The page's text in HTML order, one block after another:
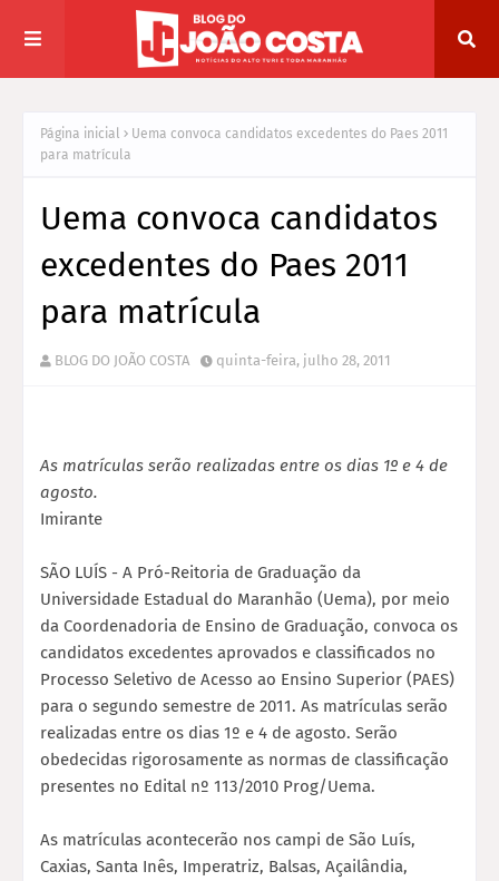
Página inicial
Uema convoca candidatos excedentes do Paes 2011
para matrícula
Uema convoca candidatos
excedentes do Paes 2011
para matrícula
BLOG DO JOÃO COSTA quinta-feira, julho 28, 2011
As matrículas serão realizadas entre os dias 1º e 4 de
agosto.
Imirante
SÃO LUÍS - A Pró-Reitoria de Graduação da
Universidade Estadual do Maranhão (Uema), por meio
da Coordenadoria de Ensino de Graduação, convoca os
candidatos excedentes aprovados e classificados no
Processo Seletivo de Acesso ao Ensino Superior (PAES)
para o segundo semestre de 2011. As matrículas serão
realizadas entre os dias 1º e 4 de agosto. Serão
obedecidas rigorosamente as normas de classificação
presentes no Edital nº 113/2010 Prog/Uema.
As matrículas acontecerão nos campi de São Luís,
Caxias, Santa Inês, Imperatriz, Balsas, Açailândia,